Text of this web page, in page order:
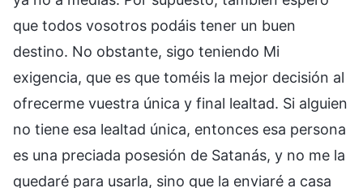
que todos vosotros podáis tener un buen
destino. No obstante, sigo teniendo Mi
exigencia, que es que toméis la mejor decisión al
ofrecerme vuestra única y final lealtad. Si alguien
no tiene esa lealtad única, entonces esa persona
es una preciada posesión de Satanás, y no me la
quedaré para usarla, sino que la enviaré a casa